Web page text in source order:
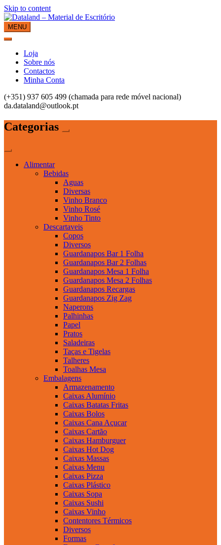
Skip to content
Dataland – Material de Escritório
Material de Escritório
MENU
Loja
Sobre nós
Contactos
Minha Conta
(+351) 937 605 499 (chamada para rede móvel nacional)
da.dataland@outlook.pt
Categorias
Alimentar
Bebidas
Aguas
Diversas
Vinho Branco
Vinho Rosé
Vinho Tinto
Descartaveis
Copos
Diversos
Guardanapos Bar 1 Folha
Guardanapos Bar 2 Folhas
Guardanapos Mesa 1 Folha
Guardanapos Mesa 2 Folhas
Guardanapos Recargas
Guardanapos Zig Zag
Naperons
Palhinhas
Papel
Pratos
Saladeiras
Taças e Tigelas
Talheres
Toalhas Mesa
Embalagens
Armazenamento
Caixas Alumínio
Caixas Batatas Fritas
Caixas Bolos
Caixas Cana Açucar
Caixas Cartão
Caixas Hamburguer
Caixas Hot Dog
Caixas Massas
Caixas Menu
Caixas Pizza
Caixas Plástico
Caixas Sopa
Caixas Sushi
Caixas Vinho
Contentores Térmicos
Diversos
Formas